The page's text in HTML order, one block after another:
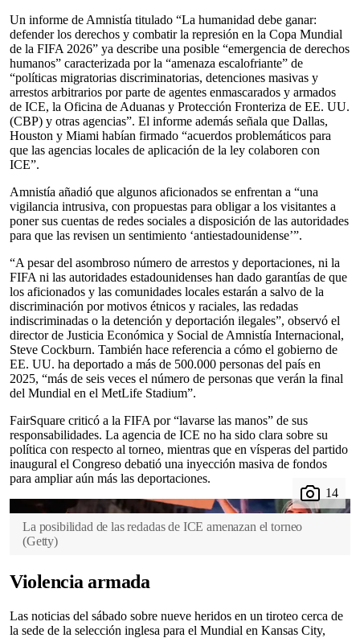
Un informe de Amnistía titulado “La humanidad debe ganar:
defender los derechos y combatir la represión en la Copa Mundial
de la FIFA 2026” ya describe una posible “emergencia de derechos
humanos” caracterizada por la “amenaza escalofriante” de
“políticas migratorias discriminatorias, detenciones masivas y
arrestos arbitrarios por parte de agentes enmascarados y armados
de ICE, la Oficina de Aduanas y Protección Fronteriza de EE. UU.
(CBP) y otras agencias”. El informe además señala que Dallas,
Houston y Miami habían firmado “acuerdos problemáticos para
que las agencias locales de aplicación de la ley colaboren con
ICE”.
Amnistía añadió que algunos aficionados se enfrentan a “una
vigilancia intrusiva, con propuestas para obligar a los visitantes a
poner sus cuentas de redes sociales a disposición de las autoridades
para que las revisen un sentimiento ‘antiestadounidense’”.
“A pesar del asombroso número de arrestos y deportaciones, ni la
FIFA ni las autoridades estadounidenses han dado garantías de que
los aficionados y las comunidades locales estarán a salvo de la
discriminación por motivos étnicos y raciales, las redadas
indiscriminadas o la detención y deportación ilegales”, observó el
director de Justicia Económica y Social de Amnistía Internacional,
Steve Cockburn. También hace referencia a cómo el gobierno de
EE. UU. ha deportado a más de 500.000 personas del país en
2025, “más de seis veces el número de personas que verán la final
del Mundial en el MetLife Stadium”.
FairSquare criticó a la FIFA por “lavarse las manos” de sus
responsabilidades. La agencia de ICE no ha sido clara sobre su
política con respecto al torneo, mientras que en vísperas del partido
inaugural el Congreso debatió una inyección masiva de fondos
para ampliar aún más las deportaciones.
La posibilidad de las redadas de ICE amenazan el torneo
(Getty)
Violencia armada
Las noticias del sábado sobre nueve heridos en un tiroteo cerca de
la sede de la selección inglesa para el Mundial en Kansas City,